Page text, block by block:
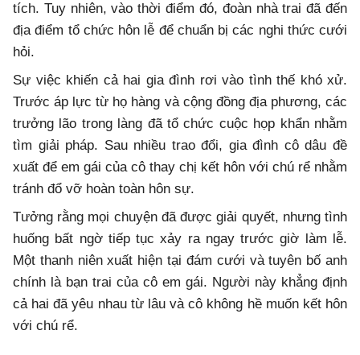
tích. Tuy nhiên, vào thời điểm đó, đoàn nhà trai đã đến
địa điểm tổ chức hôn lễ để chuẩn bị các nghi thức cưới
hỏi.
Sự việc khiến cả hai gia đình rơi vào tình thế khó xử.
Trước áp lực từ họ hàng và cộng đồng địa phương, các
trưởng lão trong làng đã tổ chức cuộc họp khẩn nhằm
tìm giải pháp. Sau nhiều trao đổi, gia đình cô dâu đề
xuất để em gái của cô thay chị kết hôn với chú rể nhằm
tránh đổ vỡ hoàn toàn hôn sự.
Tưởng rằng mọi chuyện đã được giải quyết, nhưng tình
huống bất ngờ tiếp tục xảy ra ngay trước giờ làm lễ.
Một thanh niên xuất hiện tại đám cưới và tuyên bố anh
chính là bạn trai của cô em gái. Người này khẳng định
cả hai đã yêu nhau từ lâu và cô không hề muốn kết hôn
với chú rể.